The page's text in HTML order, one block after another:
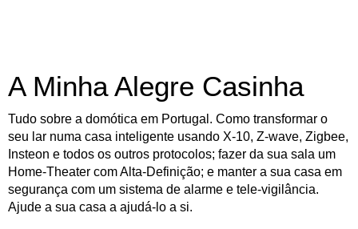
A Minha Alegre Casinha
Tudo sobre a domótica em Portugal. Como transformar o
seu lar numa casa inteligente usando X-10, Z-wave, Zigbee,
Insteon e todos os outros protocolos; fazer da sua sala um
Home-Theater com Alta-Definição; e manter a sua casa em
segurança com um sistema de alarme e tele-vigilância.
Ajude a sua casa a ajudá-lo a si.